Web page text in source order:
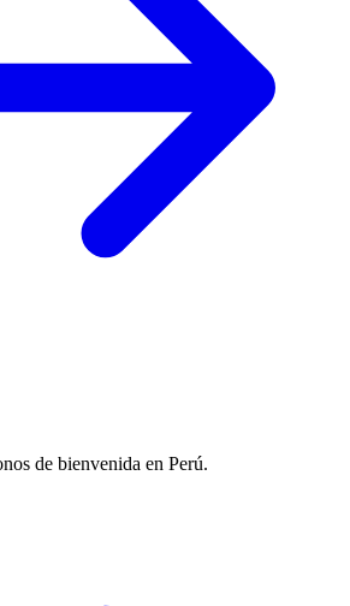
de bienvenida en Perú.